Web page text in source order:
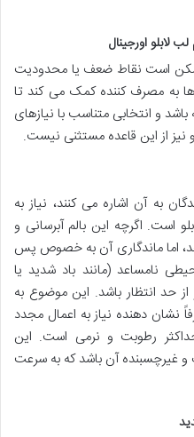
لابلو اورجینال
ممکن است نقاط ضعف یا محدودیت
به مصرف کننده کمک می کند تا
و انتخابی متناسب با نیازهای
نیز از این قاعده مستثنی نیست.
به آن اشاره می کنند، نیاز به
است. اگرچه این بالم آبرسانی و
اما ماندگاری آن به خصوص پس
نامساعد (مانند باد شدید یا
انتظار باشد. این موضوع به
نشان دهنده نیاز به اعمال مجدد
رطوبت و نرمی است. این
غیرچسبنده آن باشد که به سرعت